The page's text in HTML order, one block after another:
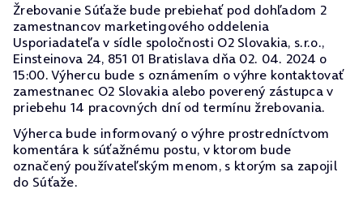
Žrebovanie Súťaže bude prebiehať pod dohľadom 2
zamestnancov marketingového oddelenia
Usporiadateľa v sídle spoločnosti O2 Slovakia, s.r.o.,
Einsteinova 24, 851 01 Bratislava dňa 02. 04. 2024 o
15:00. Výhercu bude s oznámením o výhre kontaktovať
zamestnanec O2 Slovakia alebo poverený zástupca v
priebehu 14 pracovných dní od termínu žrebovania.
Výherca bude informovaný o výhre prostredníctvom
komentára k súťažnému postu, v ktorom bude
označený používateľským menom, s ktorým sa zapojil
do Súťaže.